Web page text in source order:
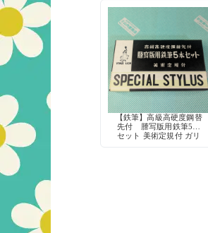
【鉄筆】高級高硬度鋼替
先付 謄写版用鉄筆5本
セット 美術定規付 ガリ